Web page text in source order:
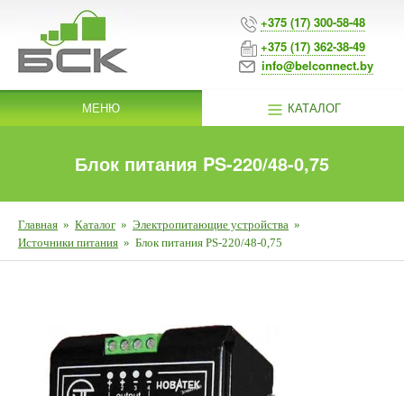
+375 (17) 300-58-48
+375 (17) 362-38-49
info@belconnect.by
МЕНЮ КАТАЛОГ
Блок питания PS-220/48-0,75
Главная » Каталог » Электропитающие устройства »
Источники питания » Блок питания PS-220/48-0,75